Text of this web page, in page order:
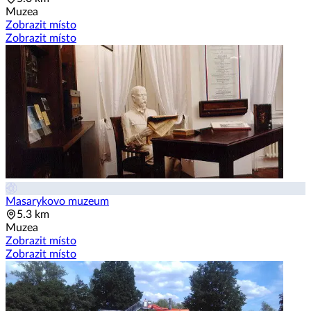
Muzea
Zobrazit místo
Zobrazit místo
Masarykovo muzeum
5.3 km
Muzea
Zobrazit místo
Zobrazit místo